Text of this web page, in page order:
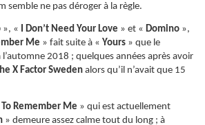
semble ne pas déroger à la règle.
», « I Don’t Need Your Love » et « Domino »,
Me » fait suite à « Yours » que le
2018 ; quelques années après avoir
The X Factor Sweden alors qu’il n’avait que 15
Remember Me » qui est actuellement
» demeure assez calme tout du long ; à